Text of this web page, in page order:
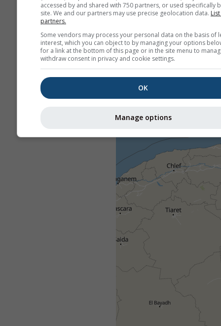
accessed by and shared with 750 partners, or used specifically
site. We and our partners may use precise geolocation data.
partners.
Some vendors may process your personal data on the basis of
interest, which you can object to by managing your options
for a link at the bottom of this page or in the site menu to
withdraw consent in privacy and cookie settings.
OK
Manage options